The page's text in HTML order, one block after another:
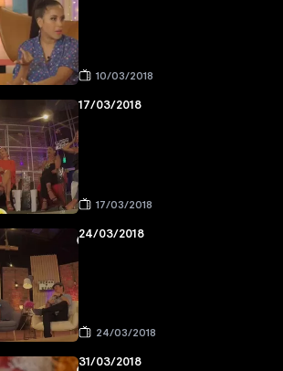
10/03/2018
17/03/2018
17/03/2018
24/03/2018
24/03/2018
31/03/2018